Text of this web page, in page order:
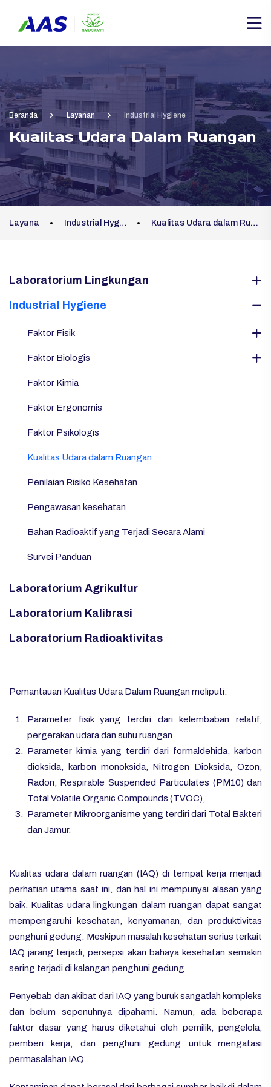
Beranda Layanan Industrial Hygiene
Kualitas Udara Dalam Ruangan
Layanan Industrial Hygiene Kualitas Udara dalam Ruangan
Laboratorium Lingkungan
Industrial Hygiene
Faktor Fisik
Faktor Biologis
Faktor Kimia
Faktor Ergonomis
Faktor Psikologis
Kualitas Udara dalam Ruangan
Penilaian Risiko Kesehatan
Pengawasan kesehatan
Bahan Radioaktif yang Terjadi Secara Alami
Survei Panduan
Laboratorium Agrikultur
Laboratorium Kalibrasi
Laboratorium Radioaktivitas
Pemantauan Kualitas Udara Dalam Ruangan meliputi:
Parameter fisik yang terdiri dari kelembaban relatif,
pergerakan udara dan suhu ruangan.
Parameter kimia yang terdiri dari formaldehida, karbon
dioksida, karbon monoksida, Nitrogen Dioksida, Ozon,
Radon, Respirable Suspended Particulates (PM10) dan
Total Volatile Organic Compounds (TVOC),
Parameter Mikroorganisme yang terdiri dari Total Bakteri
dan Jamur.
Kualitas udara dalam ruangan (IAQ) di tempat kerja menjadi
perhatian utama saat ini, dan hal ini mempunyai alasan yang
baik. Kualitas udara lingkungan dalam ruangan dapat sangat
mempengaruhi kesehatan, kenyamanan, dan produktivitas
penghuni gedung. Meskipun masalah kesehatan serius terkait
IAQ jarang terjadi, persepsi akan bahaya kesehatan semakin
sering terjadi di kalangan penghuni gedung.
Penyebab dan akibat dari IAQ yang buruk sangatlah kompleks
dan belum sepenuhnya dipahami. Namun, ada beberapa
faktor dasar yang harus diketahui oleh pemilik, pengelola,
pemberi kerja, dan penghuni gedung untuk mengatasi
permasalahan IAQ.